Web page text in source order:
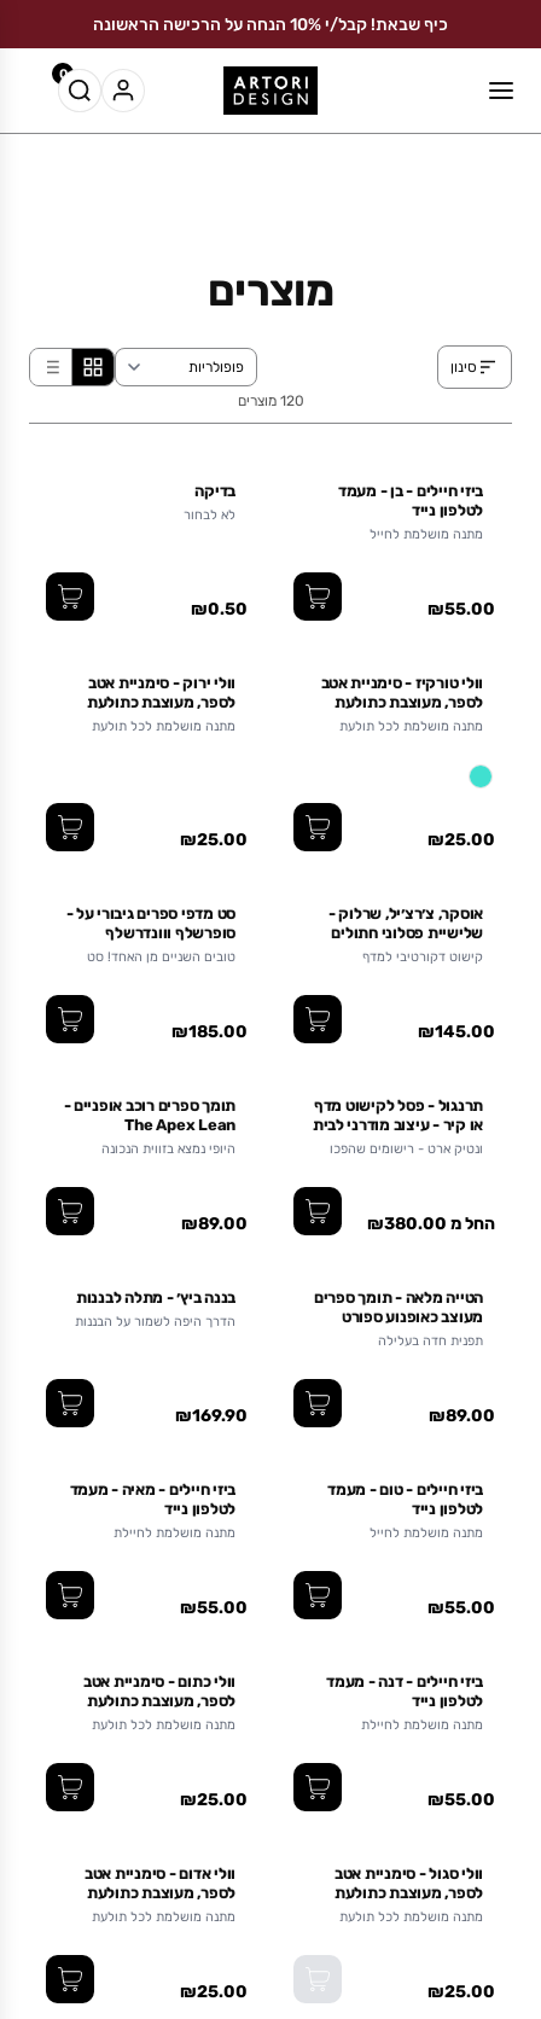
כיף שבאת! קבל/י 10% הנחה על הרכישה הראשונה
0
מוצרים
סינון
120 מוצרים
ביזי חיילים - בן - מעמד
לטלפון נייד
מתנה מושלמת לחייל
₪55.00
בדיקה
לא לבחור
₪0.50
וולי טורקיז - סימניית אטב
לספר, מעוצבת כתולעת
ספרים
מתנה מושלמת לכל תולעת
₪25.00
וולי ירוק - סימניית אטב
לספר, מעוצבת כתולעת
ספרים
מתנה מושלמת לכל תולעת
₪25.00
אוסקר, צ׳רצ׳יל, שרלוק -
שלישיית פסלוני חתולים
למדף
קישוט דקורטיבי למדף
₪145.00
סט מדפי ספרים גיבורי על -
סופרשלף ווונדרשלף
טובים השניים מן האחד! סט
₪185.00
תרנגול - פסל לקישוט מדף
או קיר - עיצוב מודרני לבית
- שלושה גדלים
ונטיק ארט - רישומים שהפכו
החל מ ₪380.00
תומך ספרים רוכב אופניים -
The Apex Lean
היופי נמצא בזווית הנכונה
₪89.00
הטייה מלאה - תומך ספרים
מעוצב כאופנוע ספורט
תפנית חדה בעלילה
₪89.00
בננה ביץ׳ - מתלה לבננות
הדרך היפה לשמור על הבננות
₪169.90
ביזי חיילים - טום - מעמד
לטלפון נייד
מתנה מושלמת לחייל
₪55.00
ביזי חיילים - מאיה - מעמד
לטלפון נייד
מתנה מושלמת לחיילת
₪55.00
ביזי חיילים - דנה - מעמד
לטלפון נייד
מתנה מושלמת לחיילת
₪55.00
וולי כתום - סימניית אטב
לספר, מעוצבת כתולעת
ספרים
מתנה מושלמת לכל תולעת
₪25.00
אזל מהמלאי
וולי סגול - סימניית אטב
לספר, מעוצבת כתולעת
ספרים
מתנה מושלמת לכל תולעת
₪25.00
וולי אדום - סימניית אטב
לספר, מעוצבת כתולעת
ספרים
מתנה מושלמת לכל תולעת
₪25.00